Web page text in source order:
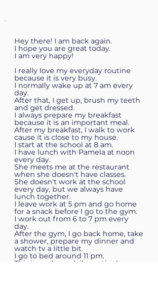
Hey there! I am back again.
I hope you are great today.
I am very happy!
I really love my everyday routine
because it is very busy.
I normally wake up at 7 am every
day.
After that, I get up, brush my teeth
and get dressed.
I always prepare my breakfast
because it is an important meal.
After my breakfast, I walk to work
cause it is close to my house.
I start at the school at 8 am.
I have lunch with Pamela at noon
every day.
She meets me at the restaurant
when she doesn't have classes.
She doesn't work at the school
every day, but we always have
lunch together.
I leave work at 5 pm and go home
for a snack before I go to the gym.
I work out from 6 to 7 pm every
day.
After the gym, I go back home, take
a shower, prepare my dinner and
watch tv a little bit.
I go to bed around 11 pm.
This is my busy daily routine!